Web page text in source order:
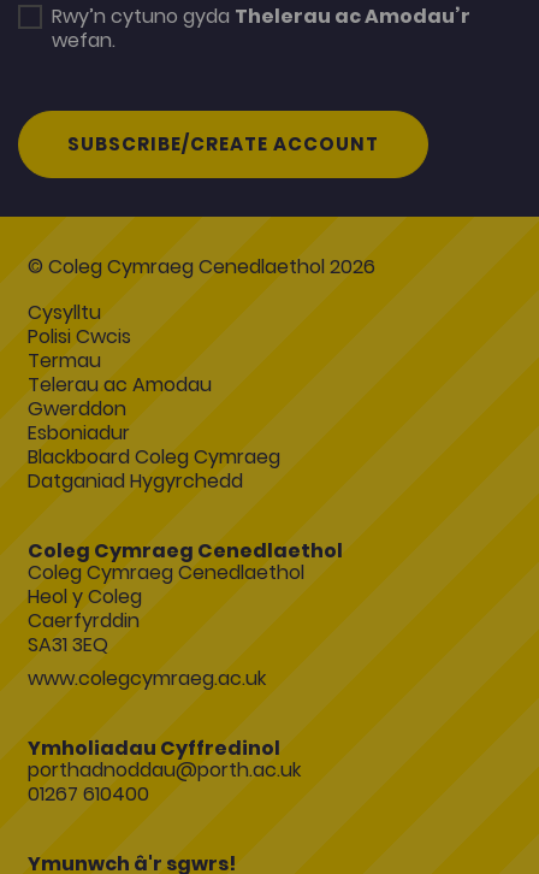
Rwy’n cytuno gyda Thelerau ac Amodau’r
wefan.
SUBSCRIBE/CREATE ACCOUNT
© Coleg Cymraeg Cenedlaethol 2026
Cysylltu
Polisi Cwcis
Termau
Telerau ac Amodau
Gwerddon
Esboniadur
Blackboard Coleg Cymraeg
Datganiad Hygyrchedd
Coleg Cymraeg Cenedlaethol
Coleg Cymraeg Cenedlaethol
Heol y Coleg
Caerfyrddin
SA31 3EQ
www.colegcymraeg.ac.uk
Ymholiadau Cyffredinol
porthadnoddau@porth.ac.uk
01267 610400
Ymunwch â'r sgwrs!